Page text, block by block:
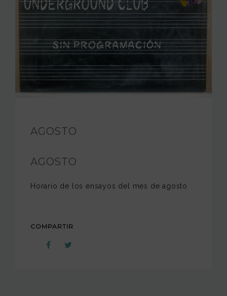
PROGRAMA DE ACCESO AL SUPERIOR
CENTRO SUPERIOR
FUNDACIÓN JAM
CONTACTO
AGOSTO
AGOSTO
Horario de los ensayos del mes de agosto
COMPARTIR